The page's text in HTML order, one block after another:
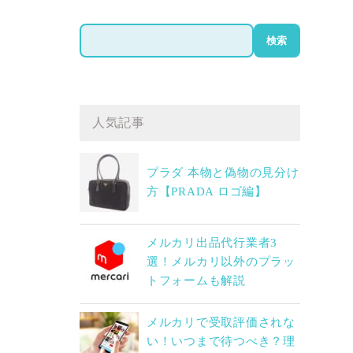
検
索
検索
人気記事
プラダ 本物と偽物の見分け
方【PRADA ロゴ編】
メルカリ出品代行業者3
選！メルカリ以外のプラッ
トフォームも解説
メルカリで受取評価されな
い！いつまで待つべき？理